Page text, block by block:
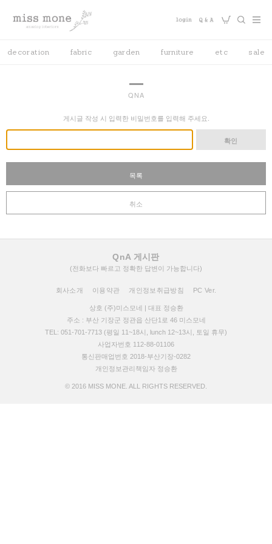
decoration fabric garden furniture etc sale
QNA
게시글 작성 시 입력한 비밀번호를 입력해 주세요.
확인
목록
취소
QnA 게시판
(전화보다 빠르고 정확한 답변이 가능합니다)
회사소개 이용약관 개인정보취급방침 PC Ver.
상호 (주)미스모네 | 대표 정승환
주소 : 부산 기장군 정관읍 산단1로 46 미스모네
TEL: 051-701-7713 (평일 11~18시, lunch 12~13시, 토일 휴무)
사업자번호 112-88-01106
통신판매업번호 2018-부산기장-0282
개인정보관리책임자 정승환
© 2016 MISS MONE. ALL RIGHTS RESERVED.